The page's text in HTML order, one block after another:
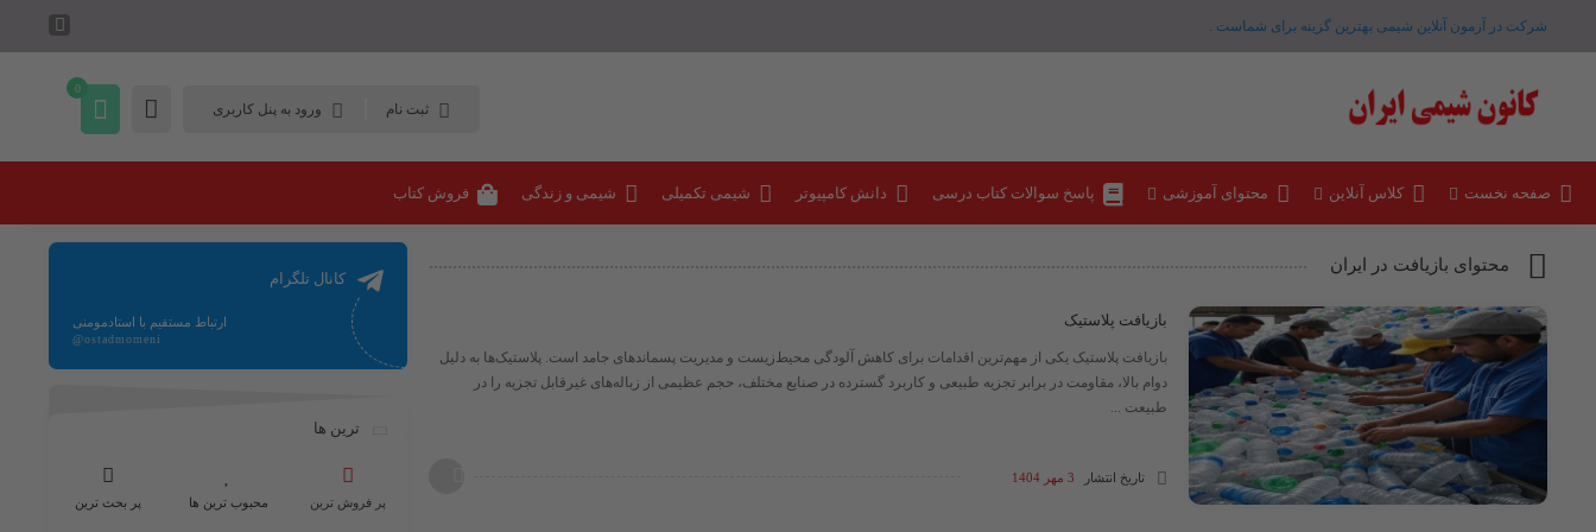
شرکت در آزمون آنلاین شیمی بهترین گزینه برای شماست .
ثبت نام ورود به پنل کاربری
0
صفحه نخست کلاس آنلاین محتوای آموزشی پاسخ سوالات کتاب درسی دانش کامپیوتر شیمی تکمیلی شیمی و زندگی فروش کتاب
محتوای بازیافت در ایران
بازیافت پلاستیک
بازیافت پلاستیک یکی از مهم‌ترین اقدامات برای کاهش آلودگی محیط‌زیست و مدیریت پسماندهای جامد است. پلاستیک‌ها به دلیل
دوام بالا، مقاومت در برابر تجزیه طبیعی و کاربرد گسترده در صنایع مختلف، حجم عظیمی از زباله‌های غیرقابل تجزیه را در
طبیعت ...
تاریخ انتشار 3 مهر 1404
کانال تلگرام
ارتباط مستقیم با استادمومنی
@ostadmomeni
ترین ها
پر فروش ترین محبوب ترین ها پر بحث ترین